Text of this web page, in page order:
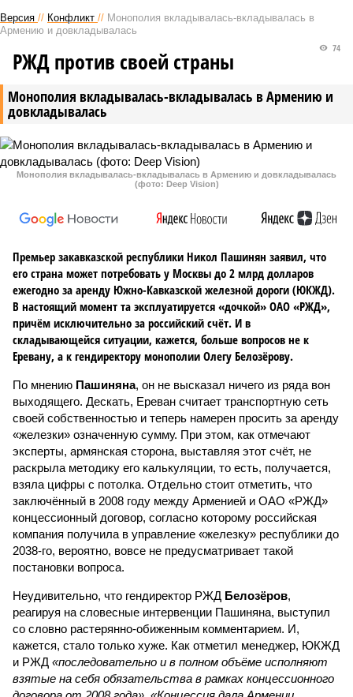
Версия // Конфликт // Монополия вкладывалась-вкладывалась в
Армению и довкладывалась
Монополия вкладывалась-вкладывалась в Армению и
довкладывалась
74
РЖД против своей страны
Монополия вкладывалась-вкладывалась в Армению и довкладывалась
(фото: Deep Vision)
Премьер закавказской республики Никол Пашинян заявил, что
его страна может потребовать у Москвы до 2 млрд долларов
ежегодно за аренду Южно-Кавказской железной дороги (ЮКЖД).
В настоящий момент та эксплуатируется «дочкой» ОАО «РЖД»,
причём исключительно за российский счёт. И в
складывающейся ситуации, кажется, больше вопросов не к
Еревану, а к гендиректору монополии Олегу Белозёрову.
По мнению Пашиняна, он не высказал ничего из ряда вон
выходящего. Дескать, Ереван считает транспортную сеть
своей собственностью и теперь намерен просить за аренду
«железки» означенную сумму. При этом, как отмечают
эксперты, армянская сторона, выставляя этот счёт, не
раскрыла методику его калькуляции, то есть, получается,
взяла цифры с потолка. Отдельно стоит отметить, что
заключённый в 2008 году между Арменией и ОАО «РЖД»
концессионный договор, согласно которому российская
компания получила в управление «железку» республики до
2038-го, вероятно, вовсе не предусматривает такой
постановки вопроса.
Неудивительно, что гендиректор РЖД Белозёров,
реагируя на словесные интервенции Пашиняна, выступил
со словно растерянно-обиженным комментарием. И,
кажется, стало только хуже. Как отметил менеджер, ЮКЖД
и РЖД «последовательно и в полном объёме исполняют
взятые на себя обязательства в рамках концессионного